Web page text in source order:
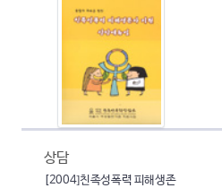
상담
[2004]친족성폭력 피해생존